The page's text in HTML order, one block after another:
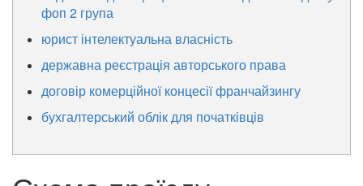
фоп 2 група
юрист інтелектуальна власність
державна реєстрація авторського права
договір комерційної концесії франчайзингу
бухгалтерський облік для початківців